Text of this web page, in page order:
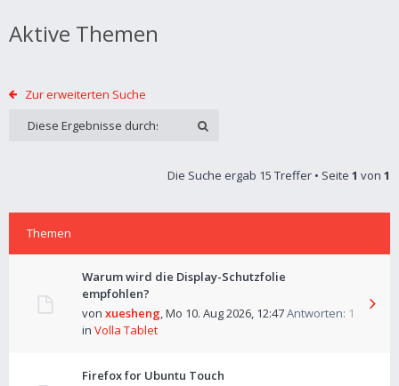
Aktive Themen
Zur erweiterten Suche
Die Suche ergab 15 Treffer • Seite 1 von 1
Themen
Warum wird die Display-Schutzfolie
empfohlen?
Antworten: 1
von xuesheng,Mo 10. Aug 2026, 12:47
in Volla Tablet
Firefox for Ubuntu Touch